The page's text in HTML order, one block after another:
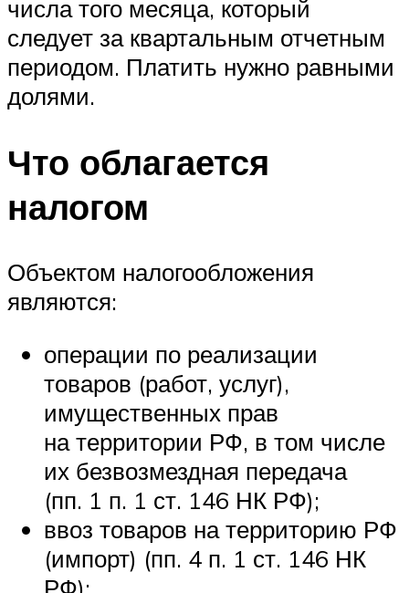
числа того месяца, который
следует за квартальным отчетным
периодом. Платить нужно равными
долями.
Что облагается
налогом
Объектом налогообложения
являются:
операции по реализации
товаров (работ, услуг),
имущественных прав
на территории РФ, в том числе
их безвозмездная передача
(пп. 1 п. 1 ст. 146 НК РФ);
ввоз товаров на территорию РФ
(импорт) (пп. 4 п. 1 ст. 146 НК